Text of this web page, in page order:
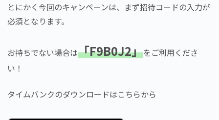
とにかく今回のキャンペーンは、まず招待コードの入力が
必須となります。
お持ちでない場合は「F9B0J2」をご利用くださ
い！
タイムバンクのダウンロードはこちらから